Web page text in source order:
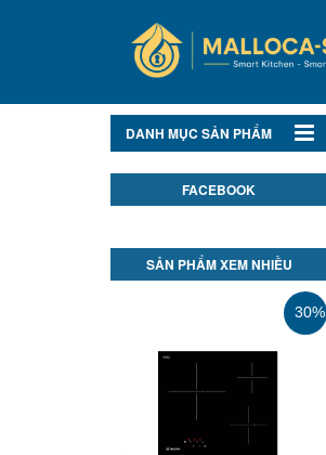
DANH MỤC SẢN PHẨM
FACEBOOK
SẢN PHẨM XEM NHIỀU
30%